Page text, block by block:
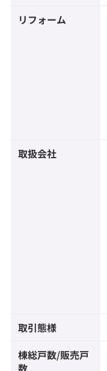
リフォーム
取扱会社
取引態様
棟総戸数/販売戸
数